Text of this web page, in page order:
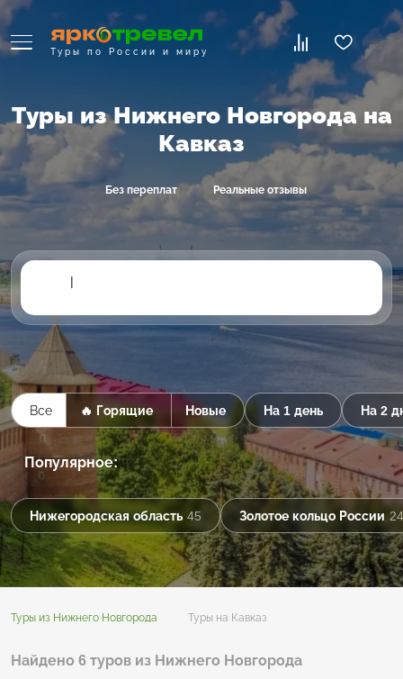
Туры по России и миру
Туры из Нижнего Новгорода на
Кавказ
Без переплат Реальные отзывы
|
Все 🔥 Горящие Новые На 1 день На 2
Популярное:
Нижегородская область 45 Золотое кольцо России 24
Туры из Нижнего Новгорода Туры на Кавказ
Найдено 6 туров из Нижнего Новгорода